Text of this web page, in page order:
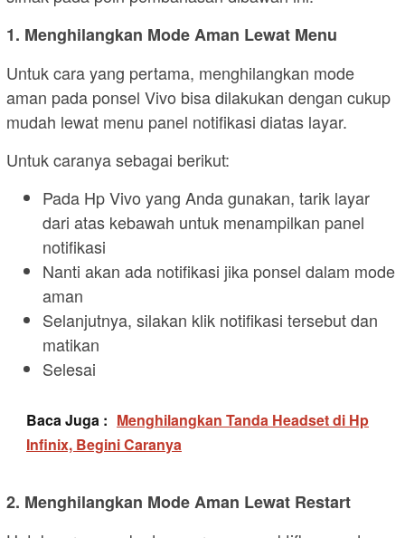
1. Menghilangkan Mode Aman Lewat Menu
Untuk cara yang pertama, menghilangkan mode
aman pada ponsel Vivo bisa dilakukan dengan cukup
mudah lewat menu panel notifikasi diatas layar.
Untuk caranya sebagai berikut:
Pada Hp Vivo yang Anda gunakan, tarik layar
dari atas kebawah untuk menampilkan panel
notifikasi
Nanti akan ada notifikasi jika ponsel dalam mode
aman
Selanjutnya, silakan klik notifikasi tersebut dan
matikan
Selesai
Baca Juga : Menghilangkan Tanda Headset di Hp
Infinix, Begini Caranya
2. Menghilangkan Mode Aman Lewat Restart